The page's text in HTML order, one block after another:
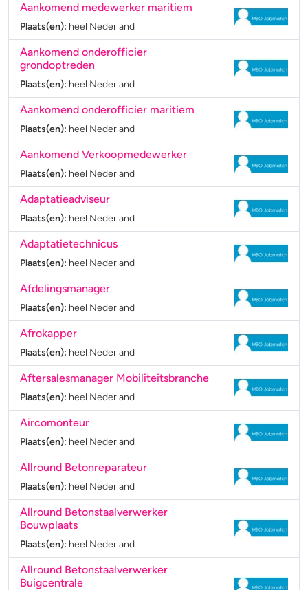
Aankomend medewerker maritiem
Plaats(en): heel Nederland
Aankomend onderofficier
grondoptreden
Plaats(en): heel Nederland
Aankomend onderofficier maritiem
Plaats(en): heel Nederland
Aankomend Verkoopmedewerker
Plaats(en): heel Nederland
Adaptatieadviseur
Plaats(en): heel Nederland
Adaptatietechnicus
Plaats(en): heel Nederland
Afdelingsmanager
Plaats(en): heel Nederland
Afrokapper
Plaats(en): heel Nederland
Aftersalesmanager Mobiliteitsbranche
Plaats(en): heel Nederland
Aircomonteur
Plaats(en): heel Nederland
Allround Betonreparateur
Plaats(en): heel Nederland
Allround Betonstaalverwerker
Bouwplaats
Plaats(en): heel Nederland
Allround Betonstaalverwerker
Buigcentrale